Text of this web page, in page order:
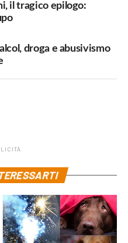
il tragico epilogo:
droga e abusivismo